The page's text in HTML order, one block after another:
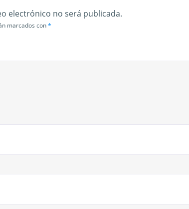
electrónico no será publicada.
marcados con*